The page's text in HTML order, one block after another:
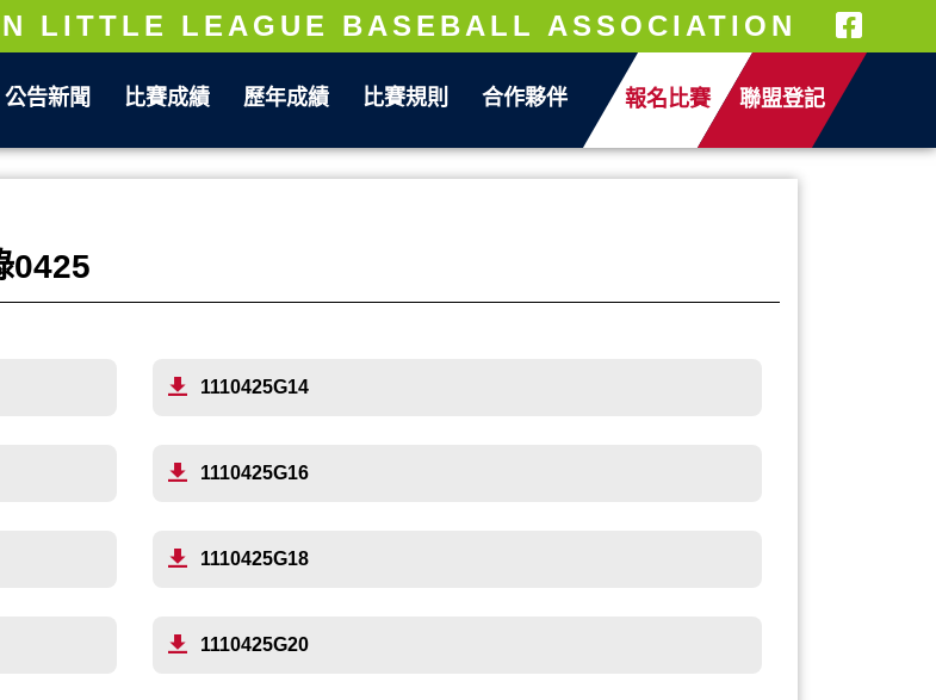
LITTLE LEAGUE BASEBALL ASSOCIATION
公告新聞 比賽成績 歷年成績 比賽規則 合作夥伴 報名比賽 聯盟登記
0425
1110425G14
1110425G16
1110425G18
1110425G20